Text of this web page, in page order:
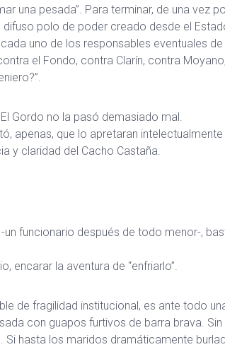
una pesada”. Para terminar, de una vez
difuso polo de poder creado desde el
uno de los responsables eventuales
el Fondo, contra Clarín, contra
Gordo no la pasó demasiado mal.
apenas, que lo apretaran
y claridad del Cacho Castaña.
funcionario después de todo menor-,
encarar la aventura de “enfriarlo”.
de fragilidad institucional, es ante todo
con guapos furtivos de barra brava.
Si hasta los maridos dramáticamente